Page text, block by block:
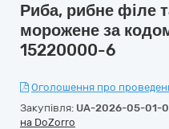
Риба, рибне філе
морожене за
15220000-6
Оголошення про
Закупівля: UA-2026-05-01-
на DoZorro